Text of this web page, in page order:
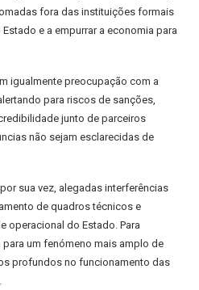
fora das instituições formais
e a empurrar a economia para
igualmente preocupação com a
para riscos de sanções,
junto de parceiros
não sejam esclarecidas de
sua vez, alegadas interferências
de quadros técnicos e
operacional do Estado. Para
um fenómeno mais amplo de
profundos no funcionamento das